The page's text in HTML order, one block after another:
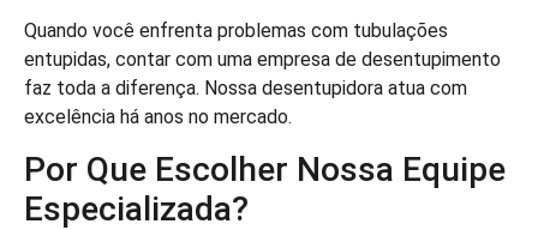
Quando você enfrenta problemas com tubulações
entupidas, contar com uma empresa de desentupimento
faz toda a diferença. Nossa desentupidora atua com
excelência há anos no mercado.
Por Que Escolher Nossa Equipe
Especializada?